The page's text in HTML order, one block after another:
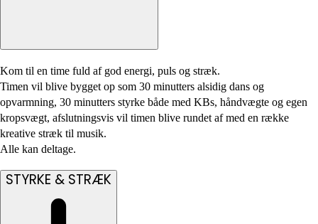
Kom til en time fuld af god energi, puls og stræk.
Timen vil blive bygget op som 30 minutters alsidig dans og
opvarmning, 30 minutters styrke både med KBs, håndvægte og egen
kropsvægt, afslutningsvis vil timen blive rundet af med en række
kreative stræk til musik.
Alle kan deltage.
STYRKE & STRÆK